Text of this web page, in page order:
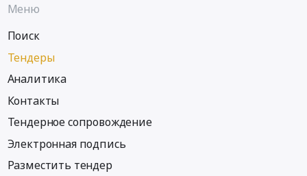
Меню
Поиск
Тендеры
Аналитика
Контакты
Тендерное сопровождение
Электронная подпись
Разместить тендер